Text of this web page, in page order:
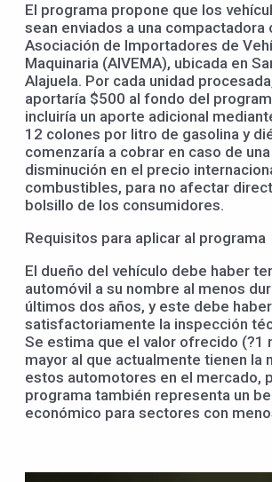
El programa propone que los
sean enviados a una compactadora
Asociación de Importadores de
Maquinaria (AIVEMA), ubicada en
Alajuela. Por cada unidad
aportaría $500 al fondo del
incluiría un aporte adicional
12 colones por litro de gasolina y
comenzaría a cobrar en caso de
disminución en el precio
combustibles, para no afectar
bolsillo de los consumidores.
Requisitos para aplicar al programa
El dueño del vehículo debe haber
automóvil a su nombre al menos
últimos dos años, y este debe
satisfactoriamente la inspección
Se estima que el valor ofrecido (?1
mayor al que actualmente tienen la
estos automotores en el mercado,
programa también representa un
económico para sectores con